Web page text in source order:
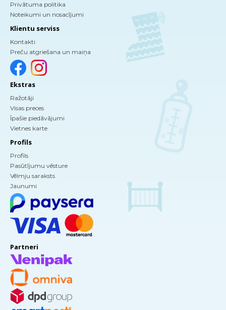
Privātuma politika
Noteikumi un nosacījumi
Klientu serviss
Kontakti
Preču atgriešana un maiņa
Ekstras
Ražotāji
Visas preces
Īpašie piedāvājumi
Vietnes karte
Profils
Profils
Pasūtījumu vēsture
Vēlmju saraksts
Jaunumi
Partneri